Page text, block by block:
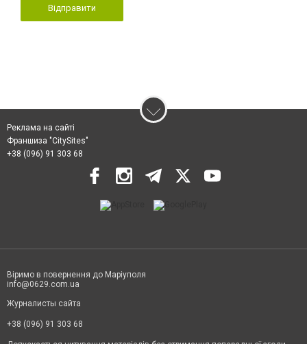
Відправити
Реклама на сайті
Франшиза "CitySites"
+38 (096) 91 303 68
Віримо в повернення до Маріуполя
info@0629.com.ua
Журналисты сайта
+38 (096) 91 303 68